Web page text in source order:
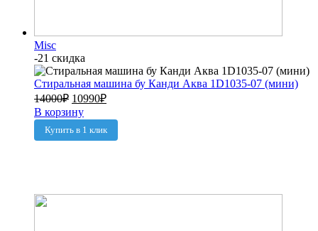
Misc
-21 скидка
Стиральная машина бу Канди Аква 1D1035-07 (мини)
14000₽ 10990₽
В корзину
Купить в 1 клик